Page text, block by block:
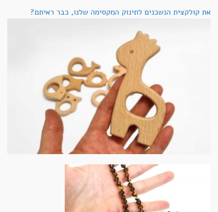
את קולקצית הנשכנים לתינוק המקסימה שלנו, כבר ראיתם?